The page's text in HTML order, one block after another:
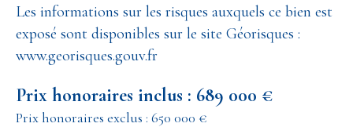
Les informations sur les risques auxquels ce bien est
exposé sont disponibles sur le site Géorisques :
www.georisques.gouv.fr
Prix honoraires inclus : 689 000 €
Prix honoraires exclus : 650 000 €